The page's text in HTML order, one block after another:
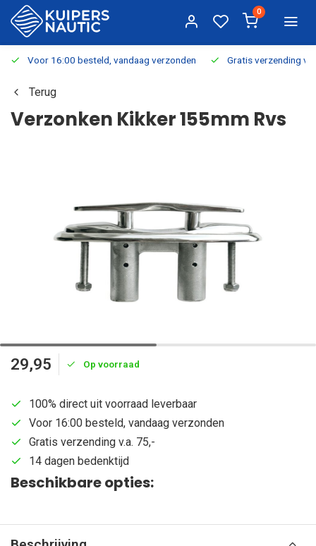
0
Voor 16:00 besteld, vandaag verzonden Gratis verzending
Terug
Verzonken Kikker 155mm Rvs
29,95 Op voorraad
100% direct uit voorraad leverbaar
Voor 16:00 besteld, vandaag verzonden
Gratis verzending v.a. 75,-
14 dagen bedenktijd
Beschikbare opties: